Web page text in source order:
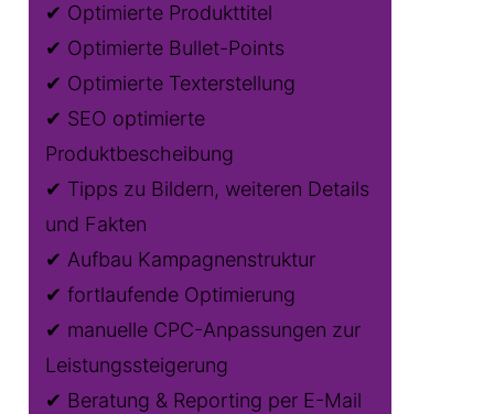
✔ Optimierte Produkttitel
✔ Optimierte Bullet-Points
✔ Optimierte Texterstellung
✔ SEO optimierte
Produktbescheibung
✔ Tipps zu Bildern, weiteren Details
und Fakten
✔ Aufbau Kampagnenstruktur
✔ fortlaufende Optimierung
✔ manuelle CPC-Anpassungen zur
Leistungssteigerung
✔ Beratung & Reporting per E-Mail